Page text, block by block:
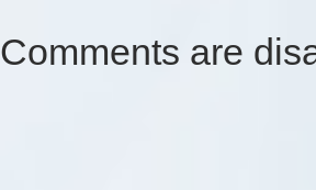
Comments are